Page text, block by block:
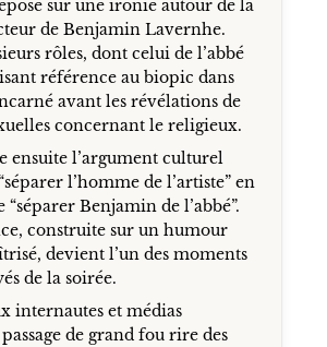
sur une ironie autour de la
de Benjamin Lavernhe.
rôles, dont celui de l’abbé
référence au biopic dans
avant les révélations de
concernant le religieux.
ensuite l’argument culturel
l’homme de l’artiste” en
Benjamin de l’abbé”.
construite sur un humour
devient l’un des moments
de la soirée.
internautes et médias
de grand fou rire des